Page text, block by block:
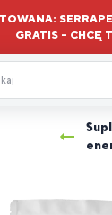
GRATIS – CHCĘ